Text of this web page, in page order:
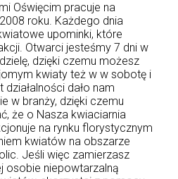
Oświęcim pracuje na
roku. Każdego dnia
upominki, które
Otwarci jesteśmy 7 dni w
dzięki czemu możesz
kwiaty też w w sobotę i
działalności dało nam
w branży, dzięki czemu
że o Nasza kwiaciarnia
na rynku florystycznym
kwiatów na obszarze
Jeśli więc zamierzasz
osobie niepowtarzalną